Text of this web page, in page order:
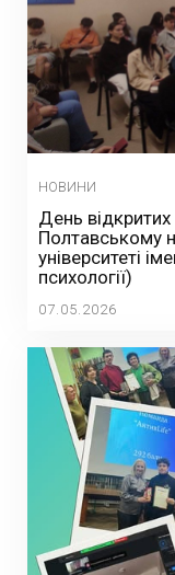
НОВИНИ
День
Полтавському
університеті
психології)
07.05.2026